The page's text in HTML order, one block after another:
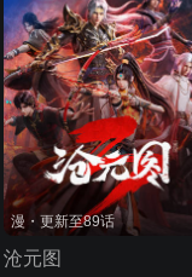
漫・更新至89话
沧元图